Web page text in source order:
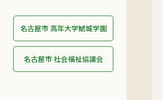
名古屋市 高年大学鯱城学園
名古屋市 社会福祉協議会